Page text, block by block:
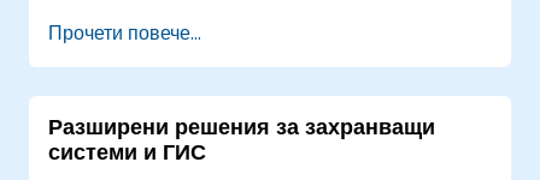
Прилагат пространствено моделиране за
решаване на проблеми в реални сценарии.
Провеждат геостатистически анализ за
напреднала интерпретация на данни.
Интегрират външни източници на данни и
Прочети повече...
Разширени решения за захранващи
системи и ГИС